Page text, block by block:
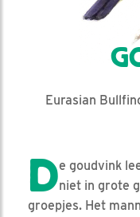
Eurasian
De goudvink
niet in grote
groepjes. Het